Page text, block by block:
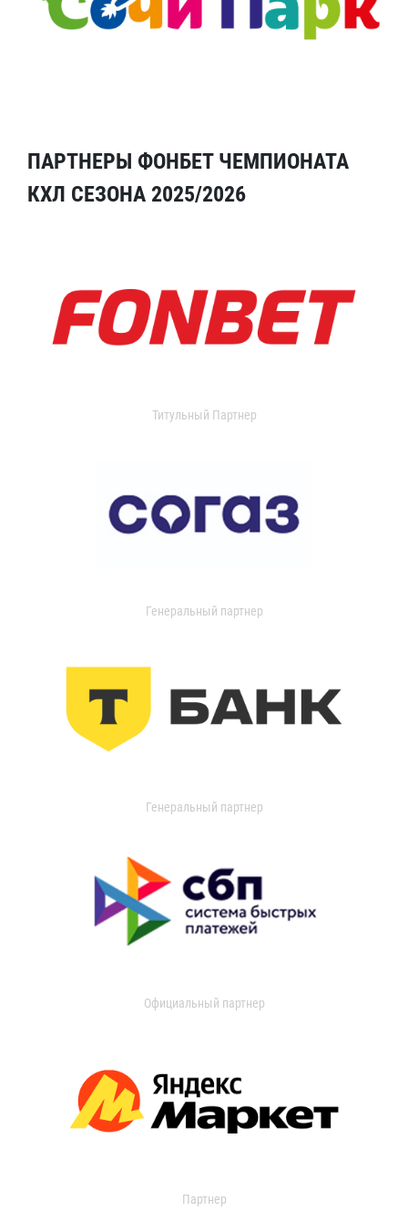
ПАРТНЕРЫ ФОНБЕТ ЧЕМПИОНАТА
КХЛ СЕЗОНА 2025/2026
Титульный Партнер
Генеральный партнер
Генеральный партнер
Официальный партнер
Партнер